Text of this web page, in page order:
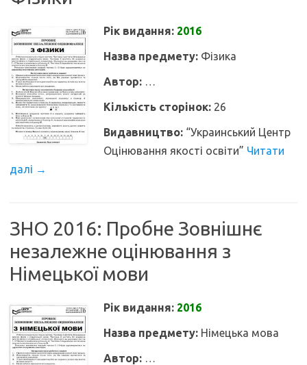
Рік видання: 2016
Назва предмету:Фізика
Автор:…
Кількість сторінок:26
Видавництво:“Украинський Центр
Оцінювання якості освіти” Читати
далі →
ЗНО 2016: Пробне Зовнішнє
незалежне оцінювання з
Німецької мови
Рік видання: 2016
Назва предмету:Німецька мова
Автор:…